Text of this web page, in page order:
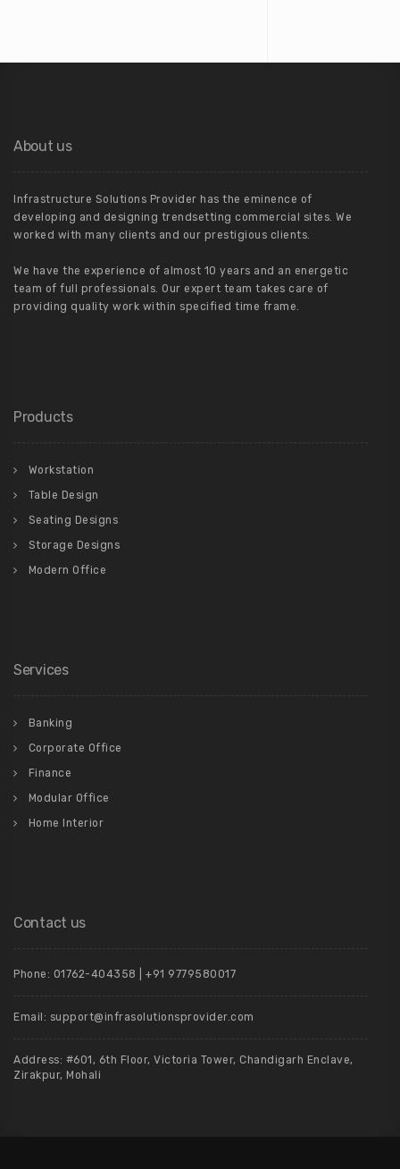
About us
Infrastructure Solutions Provider has the eminence of
developing and designing trendsetting commercial sites. We
worked with many clients and our prestigious clients.
We have the experience of almost 10 years and an energetic
team of full professionals. Our expert team takes care of
providing quality work within specified time frame.
Products
Workstation
Table Design
Seating Designs
Storage Designs
Modern Office
Services
Banking
Corporate Office
Finance
Modular Office
Home Interior
Contact us
Phone: 01762-404358 | +91 9779580017
Email: support@infrasolutionsprovider.com
Address: #601, 6th Floor, Victoria Tower, Chandigarh Enclave,
Zirakpur, Mohali